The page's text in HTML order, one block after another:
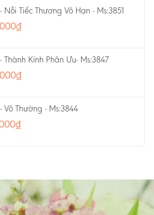
Tiếc Thương Vô Hạn - Ms:3851
₫
Kính Phân Ưu- Ms:3847
₫
Thường - Ms:3844
₫